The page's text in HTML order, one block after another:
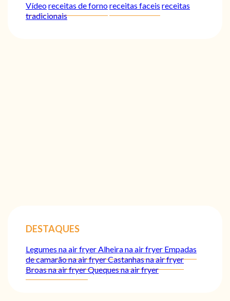
Vídeoreceitas de fornoreceitas faceis receitas
tradicionais
DESTAQUES
Legumes na air fryerAlheira na air fryer Empadas
de camarão na air fryerCastanhas na air fryer
Broas na air fryerQueques na air fryer